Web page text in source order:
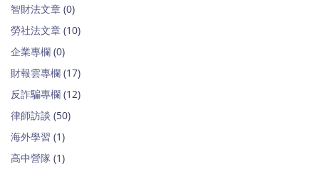
智財法文章 (0)
勞社法文章 (10)
企業專欄 (0)
財報雲專欄 (17)
反詐騙專欄 (12)
律師訪談 (50)
海外學習 (1)
高中營隊 (1)